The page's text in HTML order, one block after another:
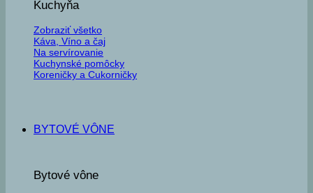
Kuchyňa
Zobraziť všetko
Káva, Víno a čaj
Na servírovanie
Kuchynské pomôcky
Koreničky a Cukorničky
BYTOVÉ VÔNE
Bytové vône